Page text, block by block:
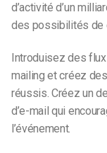
d’activité d’un
des possibilités de
Introduisez des
mailing et créez
réussis. Créez un
d’e-mail qui
l’événement.